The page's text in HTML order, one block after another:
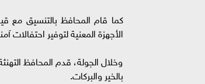
كما قام المحافظ بالتنسيق مع
الأجهزة المعنية لتوفير احتفالات
وخلال الجولة، قدم المحافظ
بالخير والبركات.